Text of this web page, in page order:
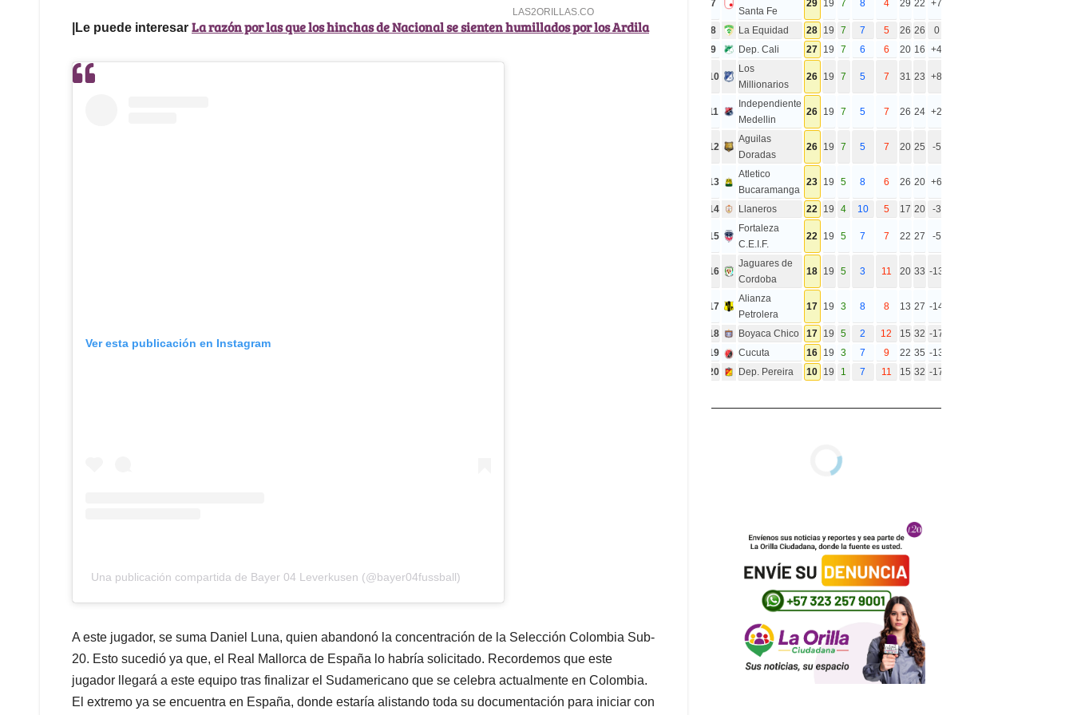
|Le puede interesar La razón por las que los hinchas de Nacional se sienten humillados por los Ardila
Ver esta publicación en Instagram
Una publicación compartida de Bayer 04 Leverkusen (@bayer04fussball)
A este jugador, se suma Daniel Luna, quien abandonó la concentración de la Selección Colombia Sub-
20. Esto sucedió ya que, el Real Mallorca de España lo habría solicitado. Recordemos que este
jugador llegará a este equipo tras finalizar el Sudamericano que se celebra actualmente en Colombia.
El extremo ya se encuentra en España, donde estaría alistando toda su documentación para iniciar con
7
Santa Fe
29 19 7 8 4 29 22 +7
8 La Equidad 28 19 7 7 5 26 26
0
9
Dep. Cali 27 19 7 6 6 20 16 +4
10
Los
Millionarios
26 19 7 5 7 31 23 +8
11
Independiente
Medellin
26 19 7 5 7 26 24 +2
12
Aguilas
Doradas
26 19 7 5 7 20 25 -5
13
Atletico
Bucaramanga
23 19 5 8 6 26 20 +6
14 Llaneros 22 19 4 10 5 17 20 -3
15
Fortaleza
C.E.I.F.
22 19 5 7 7 22 27 -5
16
Jaguares de
Cordoba
18 19 5 3 11 20 33 -13
17
Alianza
Petrolera
17 19 3 8 8 13 27 -14
18 Boyaca Chico 17 19 5 2 12 15 32 -17
19
Cucuta 16 19 3 7 9 22 35 -13
20
Dep. Pereira 10 19 1 7 11 15 32 -17